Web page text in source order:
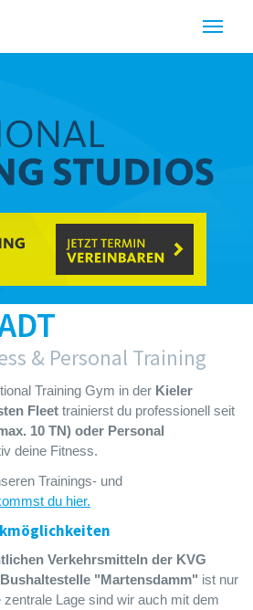
öffnen
& Personal Training
Training Gym in der Kieler
Fleet trainierst du professionell seit
10 TN) oder Personal
deine Fitness.
Trainings- und
du hier.
Verkehrsmitteln der KVG
Bushaltestelle "Martensdamm" ist nur
Lage sind wir auch mit dem